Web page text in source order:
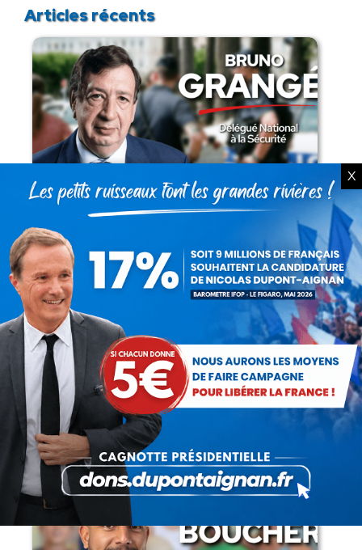
Articles récents
Présomption de légitimité de l’usage des
armes par les forces de l’ordre
Lorsque tout flambe et que l’État
s’affaisse.
X